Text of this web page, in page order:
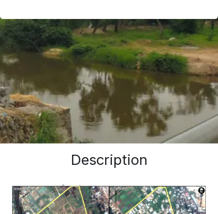
Description